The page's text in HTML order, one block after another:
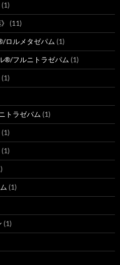
(1)
(11)
ロルメタゼパム (1)
®/フルニトラゼパム (1)
(1)
トラゼパム (1)
(1)
(1)
(1)
(1)